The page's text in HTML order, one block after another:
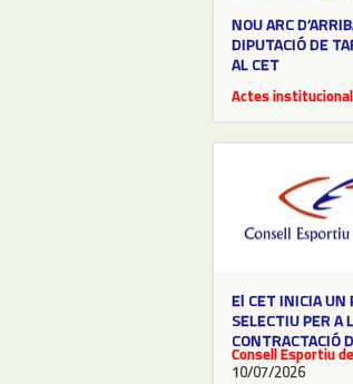
NOU ARC
DIPUTACIÓ DE
AL CET
Actes
El CET INICIA UN
SELECTIU PER A
CONTRACTACIÓ
Consell Esportiu
10/07/2026